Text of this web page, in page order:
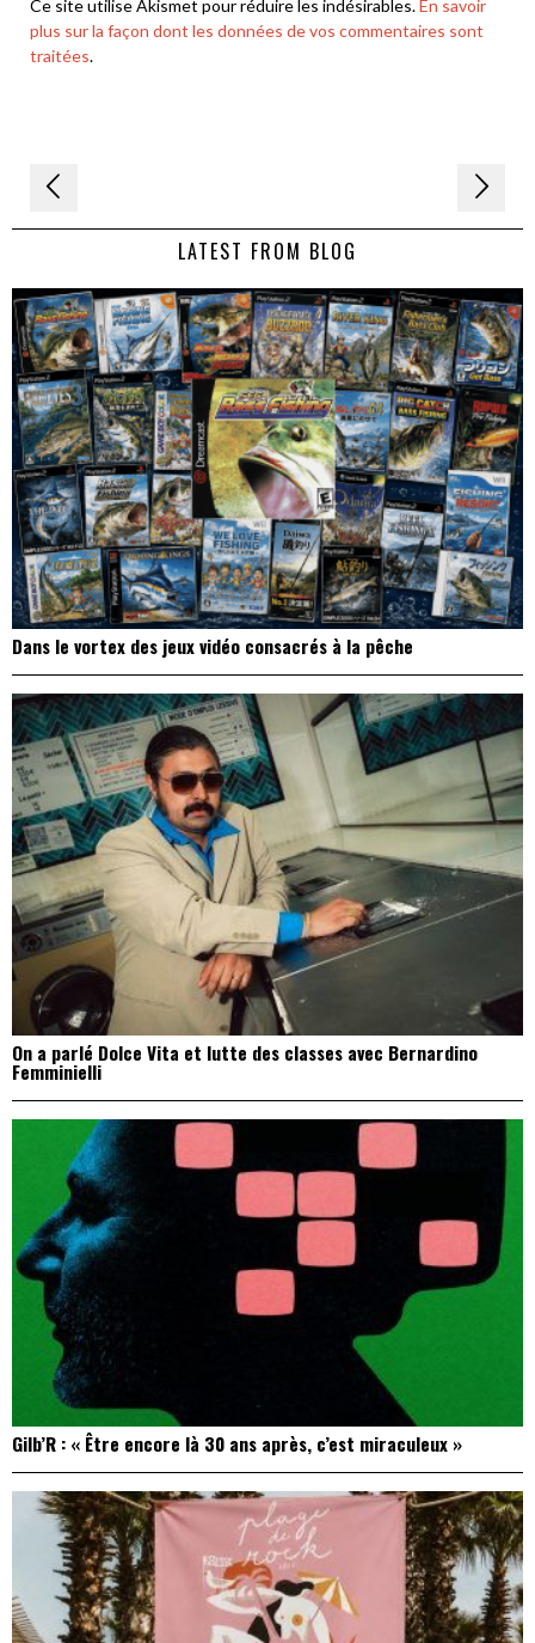
Ce site utilise Akismet pour réduire les indésirables. En savoir
plus sur la façon dont les données de vos commentaires sont
traitées.
Navigation
de LATEST FROM BLOG
Dans le vortex des jeux vidéo consacrés à la pêche
On a parlé Dolce Vita et lutte des classes avec Bernardino
Femminielli
Gilb’R : « Être encore là 30 ans après, c’est miraculeux »